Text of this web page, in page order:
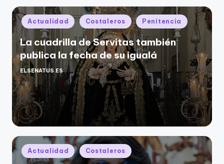
Publicado
en
Actualidad Costaleros Penitencia
La cuadrilla de Servitas también
publica la fecha de su igualá
Publicado
por
ELSENATUS.ES
Publicado
en
Actualidad Costaleros